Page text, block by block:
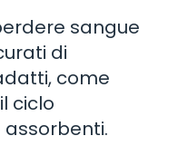
sangue
di
come
ciclo